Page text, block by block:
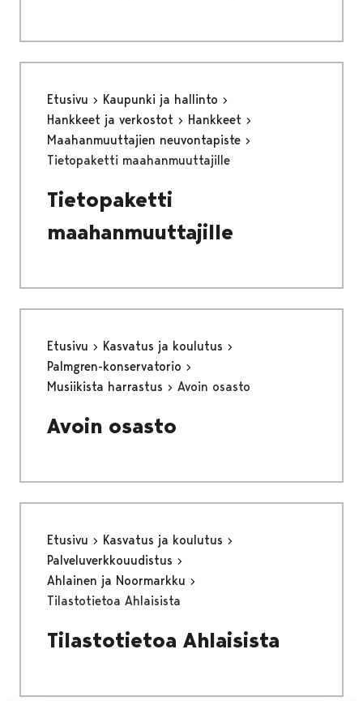
Etusivu
Kaupunki ja hallinto
Hankkeet ja verkostot
Hankkeet
Maahanmuuttajien neuvontapiste
Tietopaketti maahanmuuttajille
Tietopaketti
maahanmuuttajille
Etusivu
Kasvatus ja koulutus
Palmgren-konservatorio
Musiikista harrastus
Avoin osasto
Avoin osasto
Etusivu
Kasvatus ja koulutus
Palveluverkkouudistus
Ahlainen ja Noormarkku
Tilastotietoa Ahlaisista
Tilastotietoa Ahlaisista